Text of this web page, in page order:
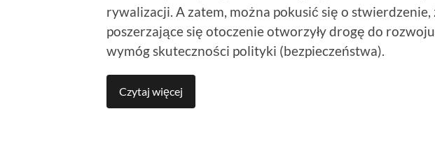
rywalizacji. A zatem, można pokusić się o
poszerzające się otoczenie otworzyły drogę do
wymóg skuteczności polityki (bezpieczeństwa).